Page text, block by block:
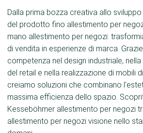
Dalla prima bozza creativa allo
del prodotto fino allestimento per
mano allestimento per negozi:
di vendita in esperienze di marca.
competenza nel design industriale,
del retail e nella realizzazione di mobili
creiamo soluzioni che combinano
massima efficienza dello spazio.
Kesseböhmer allestimento per negozi
allestimento per negozi visione nello